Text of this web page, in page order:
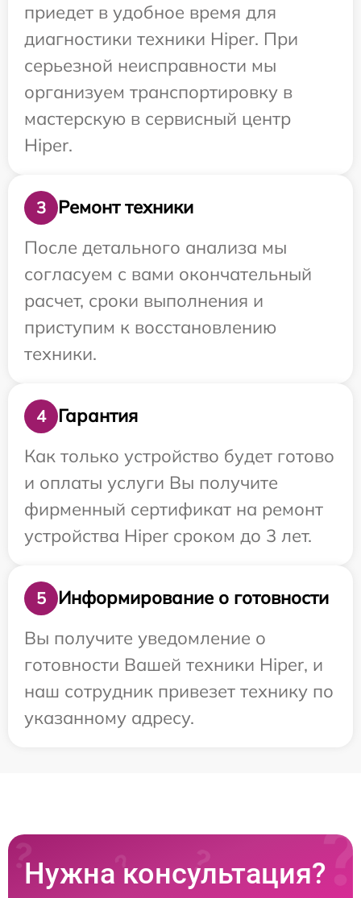
приедет в удобное время для
диагностики техники Hiper. При
серьезной неисправности мы
организуем транспортировку в
мастерскую в сервисный центр
Hiper.
3
Ремонт техники
После детального анализа мы
согласуем с вами окончательный
расчет, сроки выполнения и
приступим к восстановлению
техники.
4
Гарантия
Как только устройство будет готово
и оплаты услуги Вы получите
фирменный сертификат на ремонт
устройства Hiper сроком до 3 лет.
5
Информирование о готовности
Вы получите уведомление о
готовности Вашей техники Hiper, и
наш сотрудник привезет технику по
указанному адресу.
Нужна консультация?